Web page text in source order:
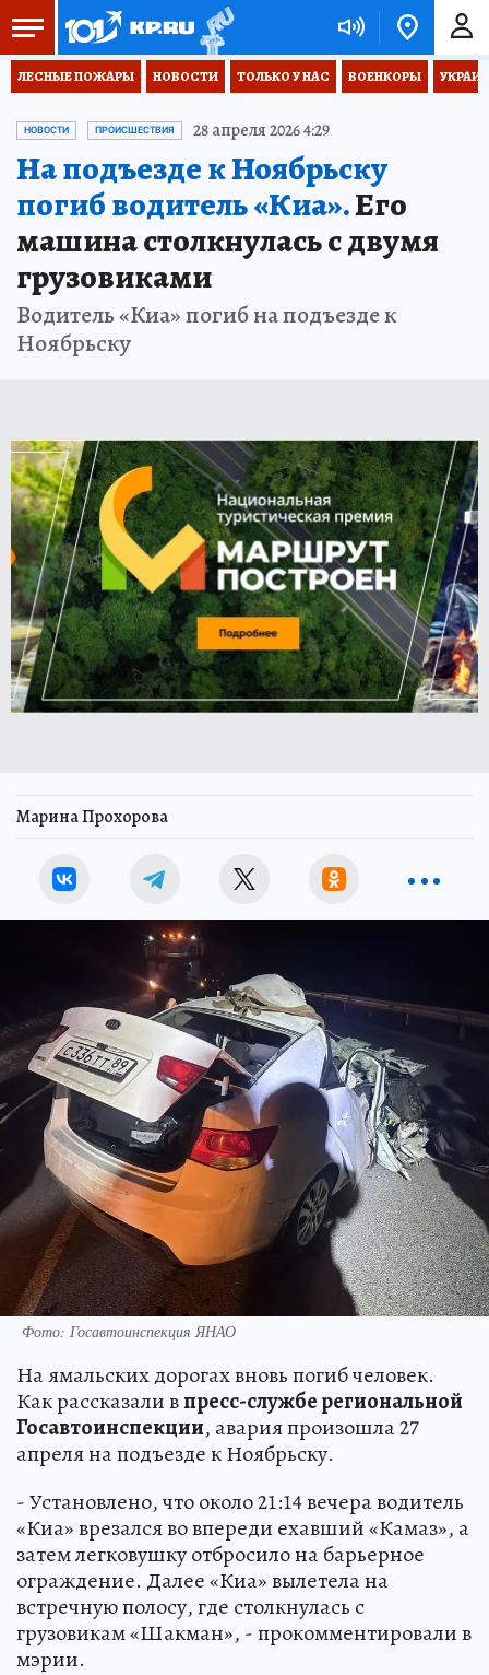
ЛЕСНЫЕ ПОЖАРЫ НОВОСТИ ТОЛЬКО У НАС ВОЕНКОРЫ
НОВОСТИ ПРОИСШЕСТВИЯ 28 апреля 2026 4:29
На подъезде к Ноябрьску
погиб водитель «Киа».Его
машина столкнулась с двумя
грузовиками
Водитель «Киа» погиб на подъезде к
Ноябрьску
Марина Прохорова
Фото: Госавтоинспекция ЯНАО
На ямальских дорогах вновь погиб человек.
Как рассказали впресс-службе региональной
Госавтоинспекции, авария произошла 27
апреля на подъезде к Ноябрьску.
- Установлено, что около 21:14 вечера водитель
«Киа» врезался во впереди ехавший «Камаз», а
затем легковушку отбросило на барьерное
ограждение. Далее «Киа» вылетела на
встречную полосу, где столкнулась с
грузовикам «Шакман», - прокомментировали в
мэрии.